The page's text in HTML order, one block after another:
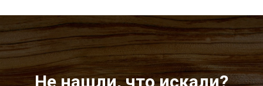
Не нашли, что искали?